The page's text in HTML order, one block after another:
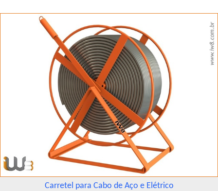
Carretel para Cabo de Aço e Elétrico